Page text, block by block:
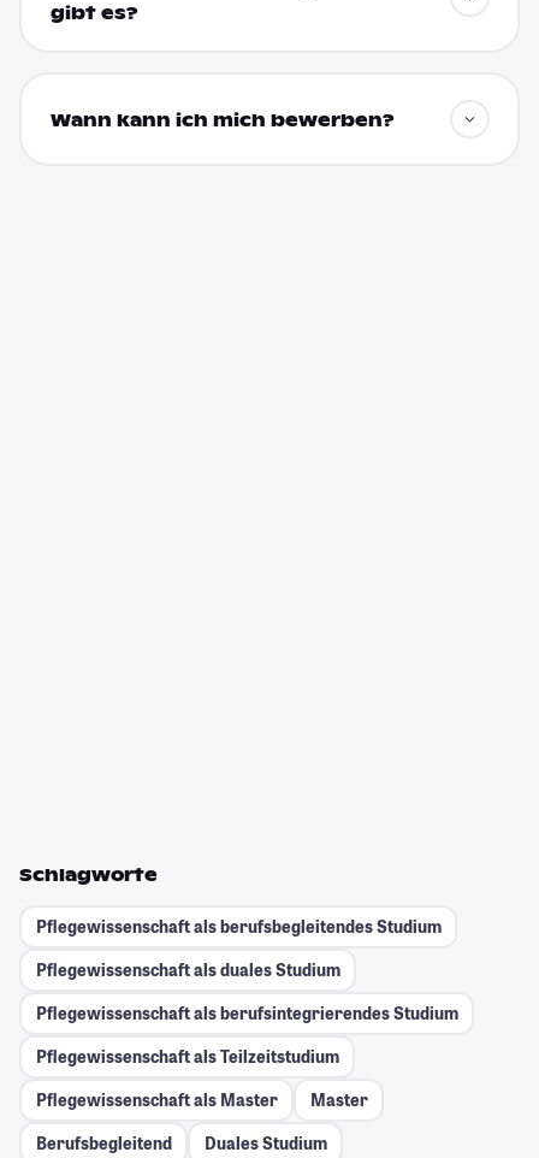
gibt es?
Wann kann ich mich bewerben?
Schlagworte
Pflegewissenschaft als berufsbegleitendes Studium
Pflegewissenschaft als duales Studium
Pflegewissenschaft als berufsintegrierendes Studium
Pflegewissenschaft als Teilzeitstudium
Pflegewissenschaft als Master
Master
Berufsbegleitend
Duales Studium